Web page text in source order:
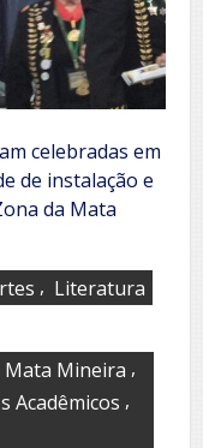
celebradas em
de instalação e
da Mata
, Literatura
Mata Mineira ,
Acadêmicos ,